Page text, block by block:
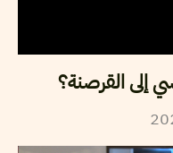
إلى القرصنة؟